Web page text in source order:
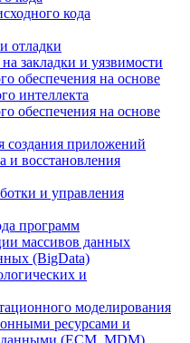
кода
отладки
закладки и уязвимости
обеспечения на основе
интеллекта
обеспечения на основе
создания приложений
и восстановления
и управления
программ
массивов данных
(BigData)
и
моделирования
ресурсами и
данными (ECM, MDM)